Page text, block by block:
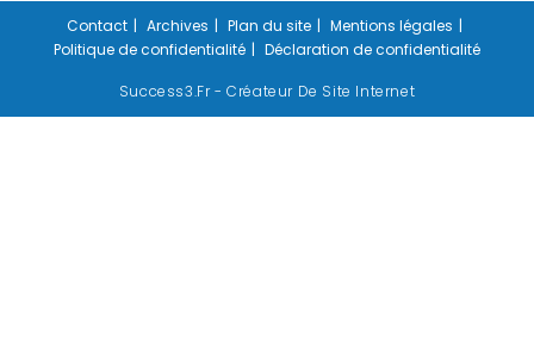
Contact Archives Plan du site
Mentions légales
Politique de confidentialité
Déclaration de confidentialité
Success3.fr - Créateur De Site Internet